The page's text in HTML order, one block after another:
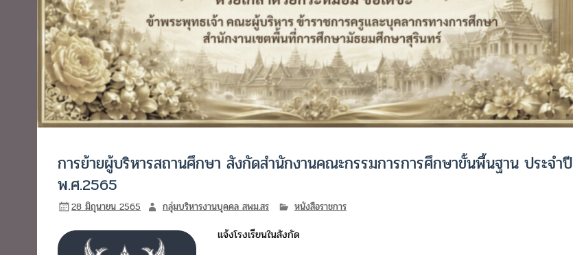
การย้ายผู้บริหารสถานศึกษา สังกัดสำนักงานคณะกรรมการการศึกษาขั้นพื้นฐาน ประจำปี
พ.ศ.2565
28 มิถุนายน 2565 กลุ่มบริหารงานบุคคล สพม.สร หนังสือราชการ
แจ้งโรงเรียนในสังกัด